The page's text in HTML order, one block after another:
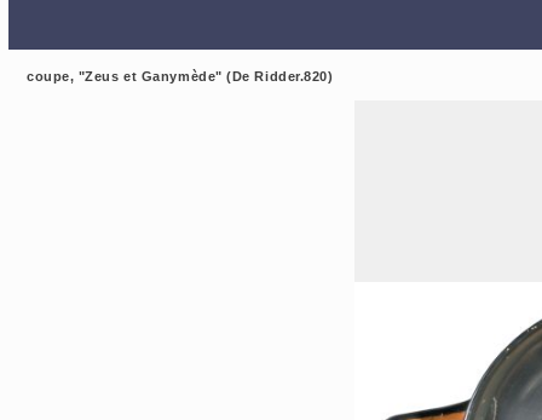
coupe, "Zeus et Ganymède" (De Ridder.820)